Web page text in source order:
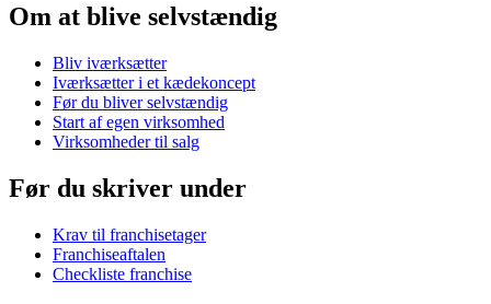
Om at blive selvstændig
Bliv iværksætter
Iværksætter i et kædekoncept
Før du bliver selvstændig
Start af egen virksomhed
Virksomheder til salg
Før du skriver under
Krav til franchisetager
Franchiseaftalen
Checkliste franchise